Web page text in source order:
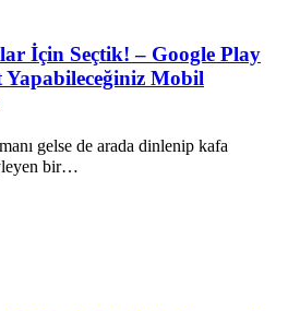
İçin Seçtik! – Google Play
Yapabileceğiniz Mobil
gelse de arada dinlenip kafa
bir…